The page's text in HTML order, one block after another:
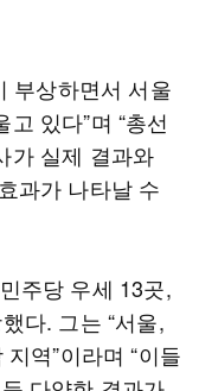
부상하면서 서울
있다”며 “총선
가 실제 결과와
과가 나타날 수
주당 우세 13곳,
다. 그는 “서울,
역”이라며 “이들